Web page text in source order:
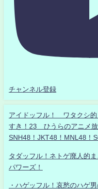
チャンネル登録
アイドッフル！ ワタクシ
すき！23 ひうらのアニメ
SNH48！JKT48！MNL48！
タダッフル！ネトゲ廃人的
パワーズ！
・ハゲッフル！哀愁のハゲ